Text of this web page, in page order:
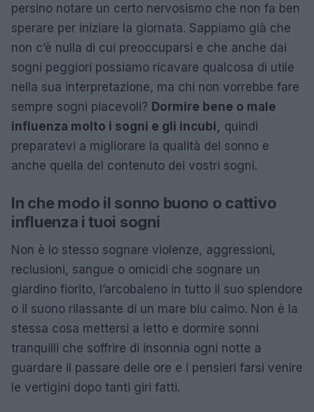
persino notare un certo nervosismo che non fa ben
sperare per iniziare la giornata. Sappiamo già che
non c’è nulla di cui preoccuparsi e che anche dai
sogni peggiori possiamo ricavare qualcosa di utile
nella sua interpretazione, ma chi non vorrebbe fare
sempre sogni piacevoli? Dormire bene o male
influenza molto i sogni e gli incubi, quindi
preparatevi a migliorare la qualità del sonno e
anche quella del contenuto dei vostri sogni.
In che modo il sonno buono o cattivo
influenza i tuoi sogni
Non è lo stesso sognare violenze, aggressioni,
reclusioni, sangue o omicidi che sognare un
giardino fiorito, l’arcobaleno in tutto il suo splendore
o il suono rilassante di un mare blu calmo. Non è la
stessa cosa mettersi a letto e dormire sonni
tranquilli che soffrire di insonnia ogni notte a
guardare il passare delle ore e i pensieri farsi venire
le vertigini dopo tanti giri fatti.